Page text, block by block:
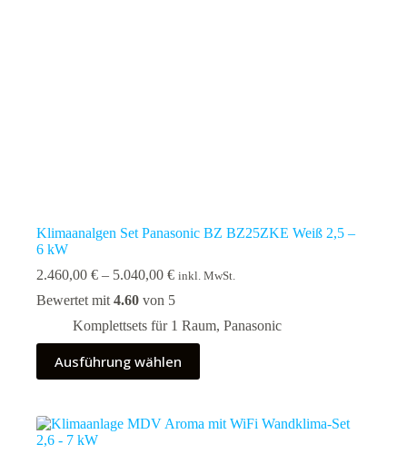
Klimaanalgen Set Panasonic BZ BZ25ZKE Weiß 2,5 –
6 kW
2.460,00 € – 5.040,00 €Preisspanne:
bis
5.040,00 €
inkl. MwSt.
Bewertet mit 4.60 von 5
Komplettsets für 1 Raum, Panasonic
Ausführung wählen
Dieses
Produkt
weist
Varianten
auf.
Die